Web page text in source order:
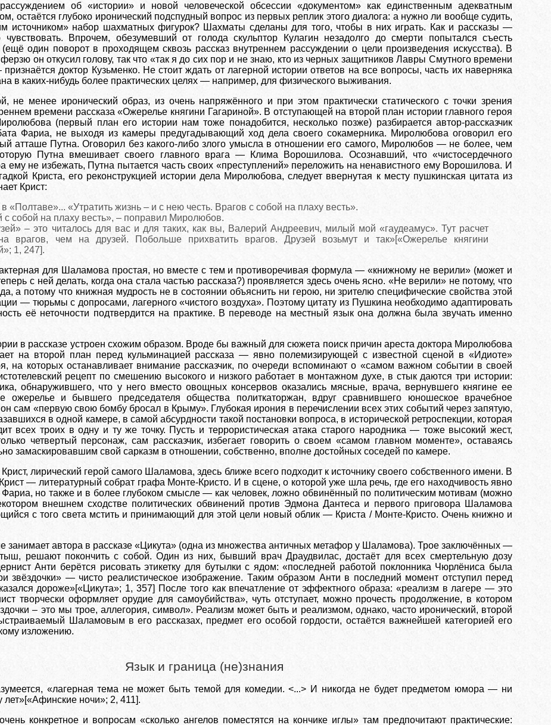
об «истории» и новой человеческой обсессии «документом» как единственным адекватным
остаётся глубоко иронический подспудный вопрос из первых реплик этого диалога: а нужно ли вообще судить,
источником» набор шахматных фигурок? Шахматы сделаны для того, чтобы в них играть. Как и рассказы —
чувствовать. Впрочем, обезумевший от голода скульптор Кулагин незадолго до смерти попытался съесть
один поворот в проходящем сквозь рассказ внутреннем рассуждении о цели произведения искусства). В
он откусил голову, так что «так я до сих пор и не знаю, кто из черных защитников Лавры Смутного времени
доктор Кузьменко. Не стоит ждать от лагерной истории ответов на все вопросы, часть их наверняка
в каких-нибудь более практических целях — например, для физического выживания.
не менее иронический образ, из очень напряжённого и при этом практически статического с точки зрения
времени рассказа «Ожерелье княгини Гагариной». В отступающей на второй план истории главного героя
(первый план его истории нам тоже понадобится, несколько позже) разбирается автор-рассказчик
Фариа, не выходя из камеры предугадывающий ход дела своего сокамерника. Миролюбова оговорил его
атташе Путна. Оговорил без какого-либо злого умысла в отношении его самого, Миролюбов — не более, чем
Путна вмешивает своего главного врага — Клима Ворошилова. Осознавший, что «чистосердечного
ему не избежать, Путна пытается часть своих «преступлений» переложить на ненавистного ему Ворошилова. И
Криста, его реконструкцией истории дела Миролюбова, следует ввернутая к месту пушкинская цитата из
Крист:
«Полтаве»... «Утратить жизнь – и с нею честь. Врагов с собой на плаху весть».
с собой на плаху весть», – поправил Миролюбов.
– это читалось для вас и для таких, как вы, Валерий Андреевич, милый мой «гаудеамус». Тут расчет
врагов, чем на друзей. Побольше прихватить врагов. Друзей возьмут и так»[«Ожерелье княгини
1, 247].
для Шаламова простая, но вместе с тем и противоречивая формула — «книжному не верили» (может и
с ней делать, когда она стала частью рассказа?) проявляется здесь очень ясно. «Не верили» не потому, что
а потому что книжная мудрость не в состоянии объяснить ни герою, ни зрителю специфические свойства этой
— тюрьмы с допросами, лагерного «чистого воздуха». Поэтому цитату из Пушкина необходимо адаптировать
её неточности подтвердится на практике. В переводе на местный язык она должна была звучать именно
в рассказе устроен схожим образом. Вроде бы важный для сюжета поиск причин ареста доктора Миролюбова
на второй план перед кульминацией рассказа — явно полемизирующей с известной сценой в «Идиоте»
на которых останавливает внимание рассказчик, по очереди вспоминают о «самом важном событии в своей
рецепт по смешению высокого и низкого работает в монтажном духе, в стык даются три истории:
обнаружившего, что у него вместо овощных консервов оказались мясные, врача, вернувшего княгине ее
ожерелье и бывшего председателя общества политкаторжан, вдруг сравнившего юношеское врачебное
он сам «первую свою бомбу бросал в Крыму». Глубокая ирония в перечислении всех этих событий через запятую,
в одной камере, в самой абсурдности такой постановки вопроса, в исторической ретроспекции, которая
всех троих в одну и ту же точку. Пусть и террористическая атака старого народника — тоже высокий жест,
четвертый персонаж, сам рассказчик, избегает говорить о своем «самом главном моменте», оставаясь
замаскировавшим свой сарказм в отношении, собственно, вполне достойных соседей по камере.
лирический герой самого Шаламова, здесь ближе всего подходит к источнику своего собственного имени. В
— литературный собрат графа Монте-Кристо. И в сцене, о которой уже шла речь, где его находчивость явно
Фариа, но также и в более глубоком смысле — как человек, ложно обвинённый по политическим мотивам (можно
внешнем сходстве политических обвинений против Эдмона Дантеса и первого приговора Шаламова
с того света мстить и принимающий для этой цели новый облик — Криста / Монте-Кристо. Очень книжно и
занимает автора в рассказе «Цикута» (одна из множества античных метафор у Шаламова). Трое заключённых —
решают покончить с собой. Один из них, бывший врач Драудвилас, достаёт для всех смертельную дозу
Анти берётся рисовать этикетку для бутылки с ядом: «последней работой поклонника Чюрлёниса была
звёздочки» — чисто реалистическое изображение. Таким образом Анти в последний момент отступил перед
дороже»[«Цикута»; 1, 357] После того как впечатление от эффектного образа: «реализм в лагере — это
творчески оформляет орудие для самоубийства», чуть отступает, можно прочесть продолжение, в котором
– это мы трое, аллегория, символ». Реализм может быть и реализмом, однако, часто иронический, второй
Шаламовым в его рассказах, предмет его особой гордости, остаётся важнейшей категорией его
изложению.
Язык и граница (не)знания
«лагерная тема не может быть темой для комедии. <...> И никогда не будет предметом юмора — ни
лет»[«Афинские ночи»; 2, 411].
конкретное и вопросам «сколько ангелов поместятся на кончике иглы» там предпочитают практические: